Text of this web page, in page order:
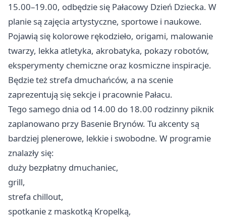
15.00–19.00, odbędzie się Pałacowy Dzień Dziecka. W
planie są zajęcia artystyczne, sportowe i naukowe.
Pojawią się kolorowe rękodzieło, origami, malowanie
twarzy, lekka atletyka, akrobatyka, pokazy robotów,
eksperymenty chemiczne oraz kosmiczne inspiracje.
Będzie też strefa dmuchańców, a na scenie
zaprezentują się sekcje i pracownie Pałacu.
Tego samego dnia od 14.00 do 18.00 rodzinny piknik
zaplanowano przy Basenie Brynów. Tu akcenty są
bardziej plenerowe, lekkie i swobodne. W programie
znalazły się:
duży bezpłatny dmuchaniec,
grill,
strefa chillout,
spotkanie z maskotką Kropelką,